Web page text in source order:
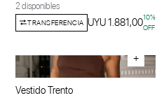
2 disponibles
TRANSFERENCIA UYU 1.881,0010%
OFF
+
Vestido Trento